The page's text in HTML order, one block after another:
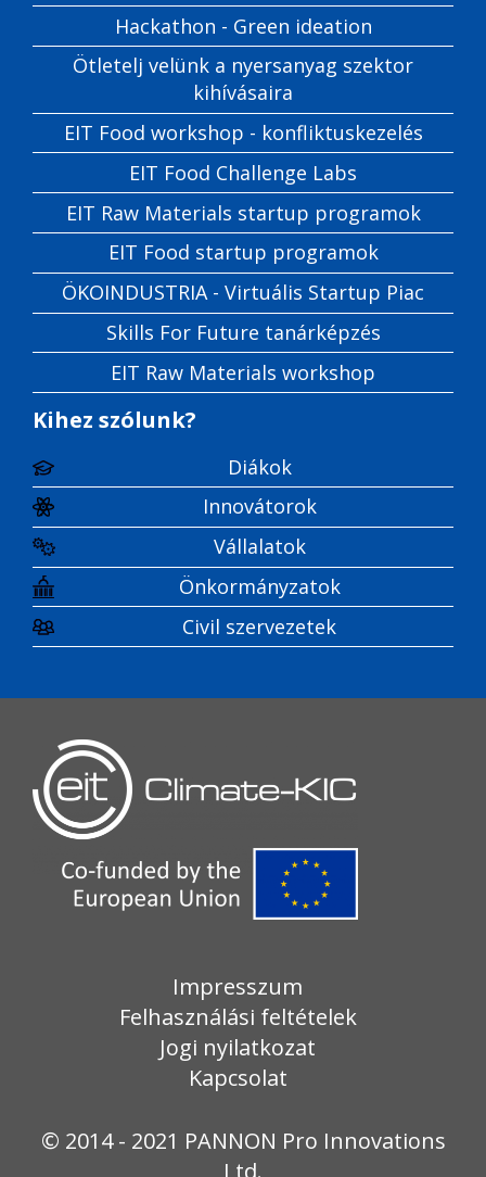
Hackathon - Green ideation
Ötletelj velünk a nyersanyag szektor
kihívásaira
EIT Food workshop - konfliktuskezelés
EIT Food Challenge Labs
EIT Raw Materials startup programok
EIT Food startup programok
ÖKOINDUSTRIA - Virtuális Startup Piac
Skills For Future tanárképzés
EIT Raw Materials workshop
Kihez szólunk?
Diákok
Innovátorok
Vállalatok
Önkormányzatok
Civil szervezetek
Impresszum
Felhasználási feltételek
Jogi nyilatkozat
Kapcsolat
© 2014 - 2021 PANNON Pro Innovations
Ltd.